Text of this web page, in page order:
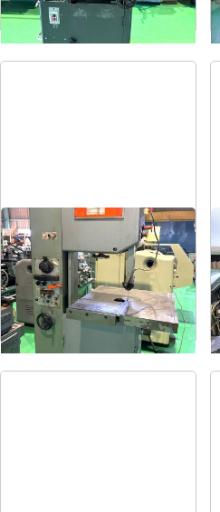
年 -
コンターマシン
メーカー ニコテック
形 NCC-500
年 式1986